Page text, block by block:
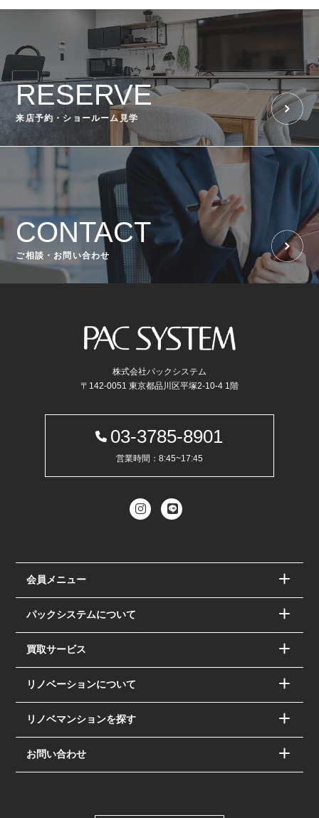
RESERVE
来店予約・ショールーム見学
CONTACT
ご相談・お問い合わせ
株式会社パックシステム
〒142-0051 東京都品川区平塚2-10-4 1階
03-3785-8901
営業時間：8:45~17:45
会員メニュー
パックシステムについて
買取サービス
リノベーションについて
リノベマンションを探す
お問い合わせ